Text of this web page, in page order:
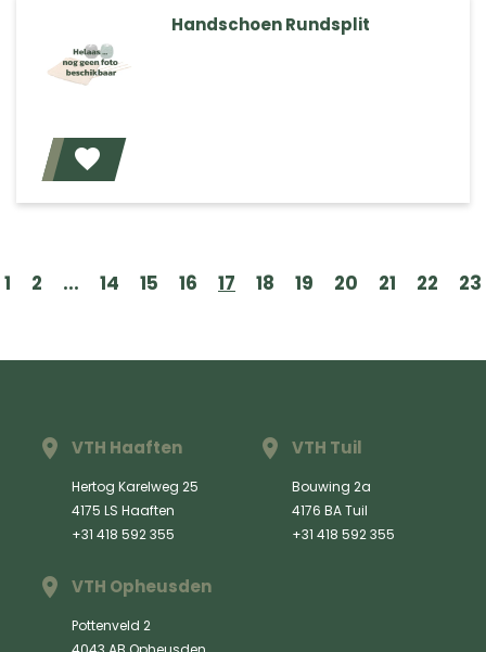
Handschoen Rundsplit
1 2 ... 14 15 16 17 18 19 20 21 22 23
VTH Haaften
Hertog Karelweg 25
4175 LS Haaften
+31 418 592 355
VTH Tuil
Bouwing 2a
4176 BA Tuil
+31 418 592 355
VTH Opheusden
Pottenveld 2